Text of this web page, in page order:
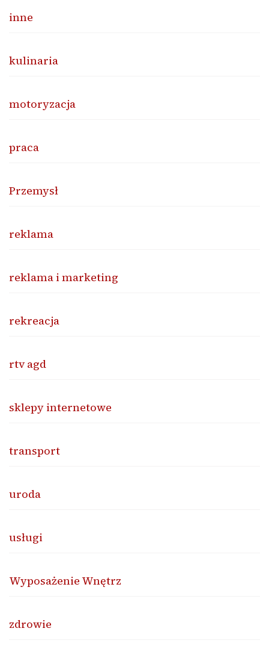
inne
kulinaria
motoryzacja
praca
Przemysł
reklama
reklama i marketing
rekreacja
rtv agd
sklepy internetowe
transport
uroda
usługi
Wyposażenie Wnętrz
zdrowie